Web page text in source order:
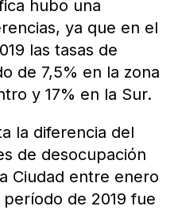
hubo una
ya que en el
las tasas de
de 7,5% en la zona
y 17% en la Sur.
la diferencia del
de desocupación
Ciudad entre enero
de 2019 fue